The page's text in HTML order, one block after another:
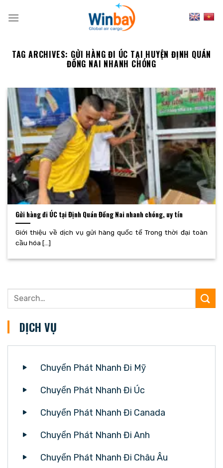
TAG ARCHIVES: GỬI HÀNG ĐI ÚC TẠI HUYỆN ĐỊNH QUÁN
ĐỒNG NAI NHANH CHÓNG
Gửi hàng đi ÚC tại Định Quán Đồng Nai nhanh chóng, uy tín
Giới thiệu về dịch vụ gửi hàng quốc tế Trong thời đại toàn
cầu hóa [...]
DỊCH VỤ
Chuyển Phát Nhanh Đi Mỹ
Chuyển Phát Nhanh Đi Úc
Chuyển Phát Nhanh Đi Canada
Chuyển Phát Nhanh Đi Anh
Chuyển Phát Nhanh Đi Châu Âu